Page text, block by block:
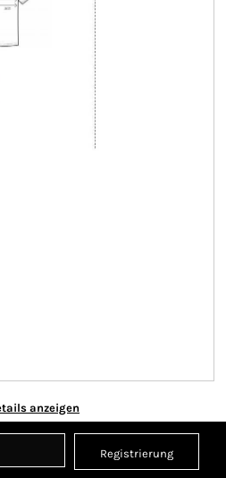
anzeigen
Registrierung